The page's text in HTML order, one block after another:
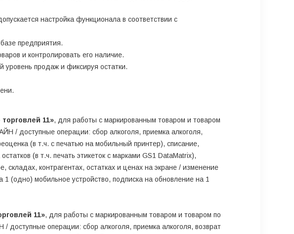
настройка функционала в соответствии с
предприятия.
и контролировать его наличие.
уровень продаж и фиксируя остатки.
11», для работы с маркированным товаром и товаром
/ доступные операции: сбор алкоголя, приемка алкоголя,
(в т.ч. с печатью на мобильный принтер), списание,
(в т.ч. печать этикеток с марками GS1 DataMatrix),
контрагентах, остатках и ценах на экране / изменение
(одно) мобильное устройство, подписка на обновление на 1
11», для работы с маркированным товаром и товаром по
операции: сбор алкоголя, приемка алкоголя, возврат